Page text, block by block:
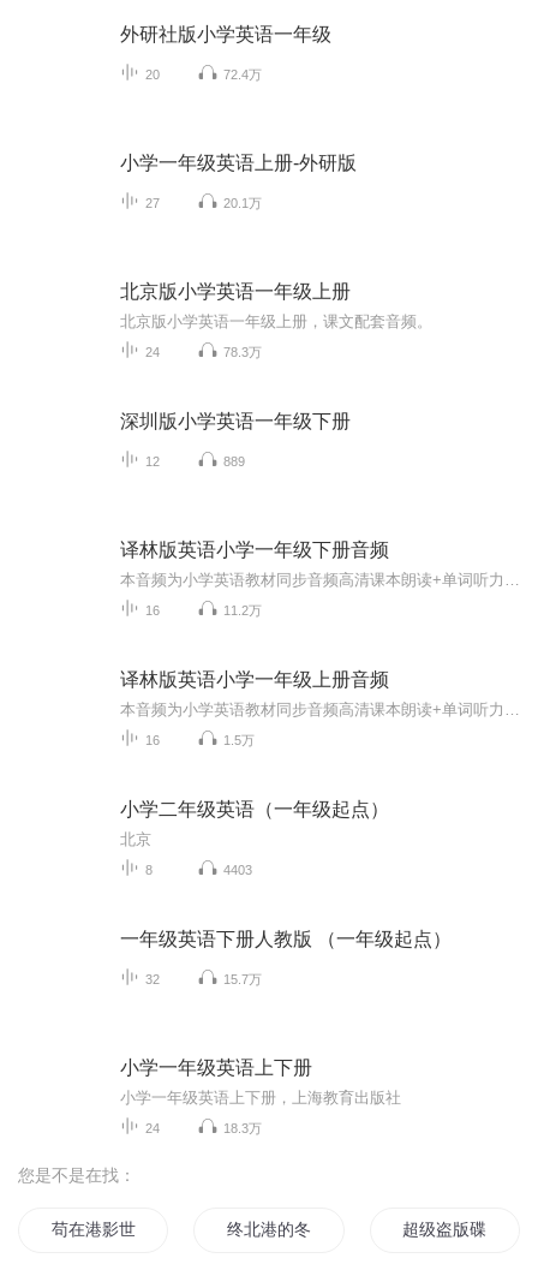
外研社版小学英语一年级
20 72.4万
小学一年级英语上册-外研版
27 20.1万
北京版小学英语一年级上册
北京版小学英语一年级上册，课文配套音频。
24 78.3万
深圳版小学英语一年级下册
12 889
译林版英语小学一年级下册音频
16 11.2万
译林版英语小学一年级上册音频
16 1.5万
小学二年级英语（一年级起点）
北京
8 4403
一年级英语下册人教版 （一年级起点）
32 15.7万
小学一年级英语上下册
小学一年级英语上下册，上海教育出版社
24 18.3万
您是不是在找：
苟在港影世界中 终北港的冬天 超级盗版碟